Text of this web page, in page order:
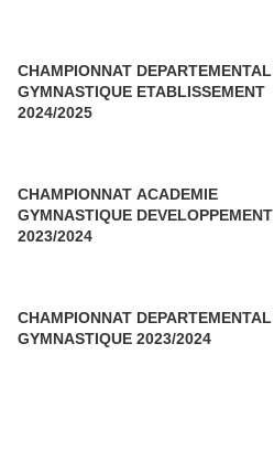
CHAMPIONNAT DEPARTEMENTAL
GYMNASTIQUE ETABLISSEMENT
2024/2025
CHAMPIONNAT ACADEMIE
GYMNASTIQUE DEVELOPPEMENT
2023/2024
CHAMPIONNAT DEPARTEMENTAL
GYMNASTIQUE 2023/2024